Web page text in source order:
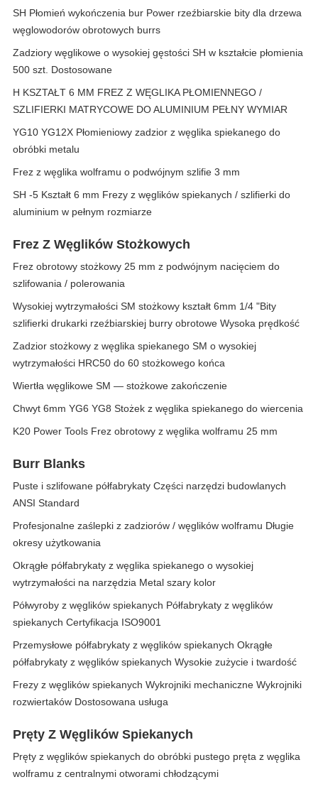
SH Płomień wykończenia bur Power rzeźbiarskie bity dla drzewa
węglowodorów obrotowych burrs
Zadziory węglikowe o wysokiej gęstości SH w kształcie płomienia
500 szt. Dostosowane
H KSZTAŁT 6 MM FREZ Z WĘGLIKA PŁOMIENNEGO /
SZLIFIERKI MATRYCOWE DO ALUMINIUM PEŁNY WYMIAR
YG10 YG12X Płomieniowy zadzior z węglika spiekanego do
obróbki metalu
Frez z węglika wolframu o podwójnym szlifie 3 mm
SH -5 Kształt 6 mm Frezy z węglików spiekanych / szlifierki do
aluminium w pełnym rozmiarze
Frez Z Węglików Stożkowych
Frez obrotowy stożkowy 25 mm z podwójnym nacięciem do
szlifowania / polerowania
Wysokiej wytrzymałości SM stożkowy kształt 6mm 1/4 "Bity
szlifierki drukarki rzeźbiarskiej burry obrotowe Wysoka prędkość
Zadzior stożkowy z węglika spiekanego SM o wysokiej
wytrzymałości HRC50 do 60 stożkowego końca
Wiertła węglikowe SM — stożkowe zakończenie
Chwyt 6mm YG6 YG8 Stożek z węglika spiekanego do wiercenia
K20 Power Tools Frez obrotowy z węglika wolframu 25 mm
Burr Blanks
Puste i szlifowane półfabrykaty Części narzędzi budowlanych
ANSI Standard
Profesjonalne zaślepki z zadziorów / węglików wolframu Długie
okresy użytkowania
Okrągłe półfabrykaty z węglika spiekanego o wysokiej
wytrzymałości na narzędzia Metal szary kolor
Półwyroby z węglików spiekanych Półfabrykaty z węglików
spiekanych Certyfikacja ISO9001
Przemysłowe półfabrykaty z węglików spiekanych Okrągłe
półfabrykaty z węglików spiekanych Wysokie zużycie i twardość
Frezy z węglików spiekanych Wykrojniki mechaniczne Wykrojniki
rozwiertaków Dostosowana usługa
Pręty Z Węglików Spiekanych
Pręty z węglików spiekanych do obróbki pustego pręta z węglika
wolframu z centralnymi otworami chłodzącymi